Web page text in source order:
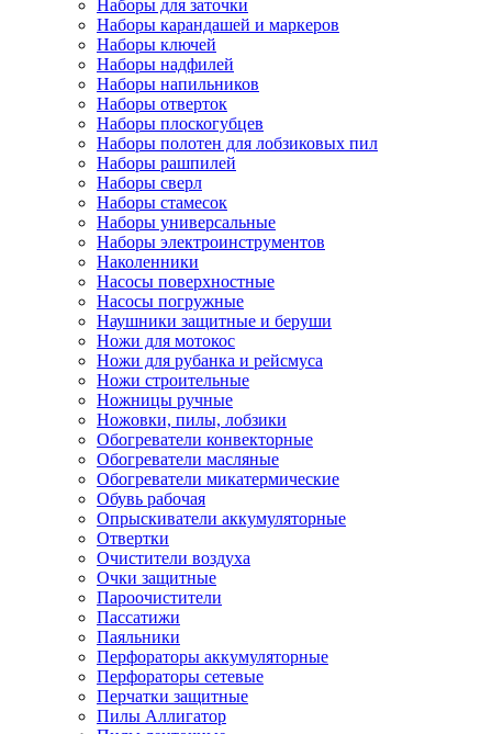
Наборы для заточки
Наборы карандашей и маркеров
Наборы ключей
Наборы надфилей
Наборы напильников
Наборы отверток
Наборы плоскогубцев
Наборы полотен для лобзиковых пил
Наборы рашпилей
Наборы сверл
Наборы стамесок
Наборы универсальные
Наборы электроинструментов
Наколенники
Насосы поверхностные
Насосы погружные
Наушники защитные и беруши
Ножи для мотокос
Ножи для рубанка и рейсмуса
Ножи строительные
Ножницы ручные
Ножовки, пилы, лобзики
Обогреватели конвекторные
Обогреватели масляные
Обогреватели микатермические
Обувь рабочая
Опрыскиватели аккумуляторные
Отвертки
Очистители воздуха
Очки защитные
Пароочистители
Пассатижи
Паяльники
Перфораторы аккумуляторные
Перфораторы сетевые
Перчатки защитные
Пилы Аллигатор